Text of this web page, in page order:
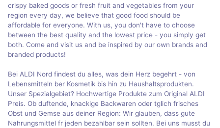
crispy baked goods or fresh fruit and vegetables from your
region every day, we believe that good food should be
affordable for everyone. With us, you don't have to choose
between the best quality and the lowest price - you simply get
both. Come and visit us and be inspired by our own brands and
branded products!
Bei ALDI Nord findest du alles, was dein Herz begehrt - von
Lebensmitteln ber Kosmetik bis hin zu Haushaltsprodukten.
Unser Spezialgebiet? Hochwertige Produkte zum Original ALDI
Preis. Ob duftende, knackige Backwaren oder tglich frisches
Obst und Gemse aus deiner Region: Wir glauben, dass gute
Nahrungsmittel fr jeden bezahlbar sein sollten. Bei uns musst du